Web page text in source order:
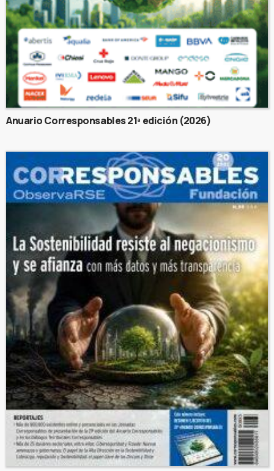
Anuario Corresponsables 21ª edición (2026)